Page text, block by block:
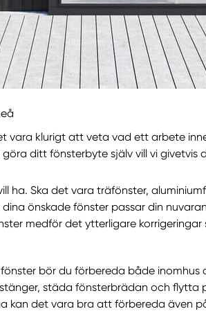
vara klurigt att veta vad ett arbete
ditt fönsterbyte själv vill vi givetvis
ha. Ska det vara träfönster,
önskade fönster passar din
medför det ytterligare
bör du förbereda både inomhus
städa fönsterbrädan och flytta
kan det vara bra att förbereda även